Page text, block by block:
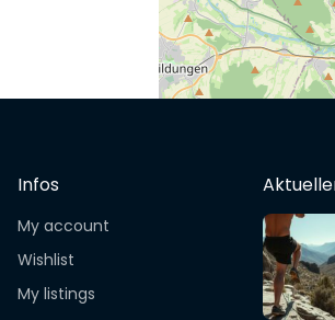
Infos
My account
Wishlist
My listings